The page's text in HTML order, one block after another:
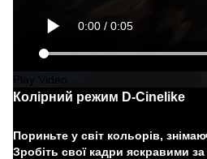
Play Video
Колірний режим D-Cinelike
Пориньте у світ кольорів,
Зробіть свої кадри яскравими